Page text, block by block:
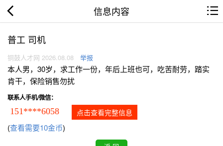
信息内容
普工 司机
铜鼓人才网 2026.08.08 举报
本人男，30岁，求工作一份，年后上班也可，吃苦耐劳，踏实
肯干，保险销售勿扰
联系人手机/微信：
151****6058 点击查看完整信息
(查看需要10金币)